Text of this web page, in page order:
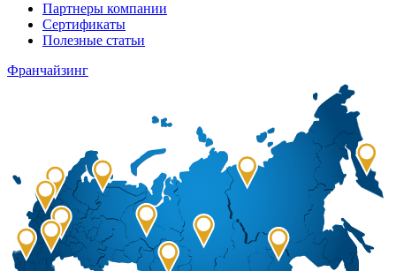
Партнеры компании
Сертификаты
Полезные статьи
Франчайзинг